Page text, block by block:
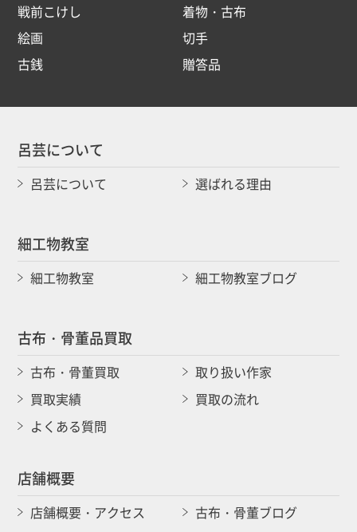
戦前こけし
着物・古布
絵画
切手
古銭
贈答品
呂芸について
呂芸について 選ばれる理由
細工物教室
細工物教室 細工物教室ブログ
古布・骨董品買取
古布・骨董買取
取り扱い作家
買取実績
買取の流れ
よくある質問
店舗概要
店舗概要・アクセス 古布・骨董ブログ